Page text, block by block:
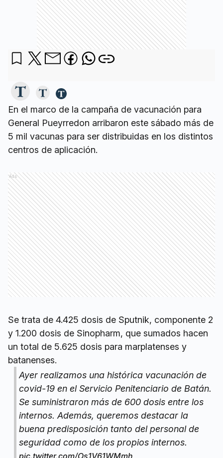
En el marco de la campaña de vacunación para
General Pueyrredon arribaron este sábado más de
5 mil vacunas para ser distribuidas en los distintos
centros de aplicación.
Ads
Se trata de 4.425 dosis de Sputnik, componente 2
y 1.200 dosis de Sinopharm, que sumados hacen
un total de 5.625 dosis para marplatenses y
batanenses.
Ayer realizamos una histórica vacunación de
covid-19 en el Servicio Penitenciario de Batán.
Se suministraron más de 600 dosis entre los
internos. Además, queremos destacar la
buena predisposición tanto del personal de
seguridad como de los propios internos.